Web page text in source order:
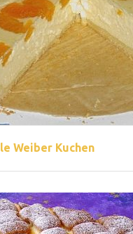
Weiber Kuchen